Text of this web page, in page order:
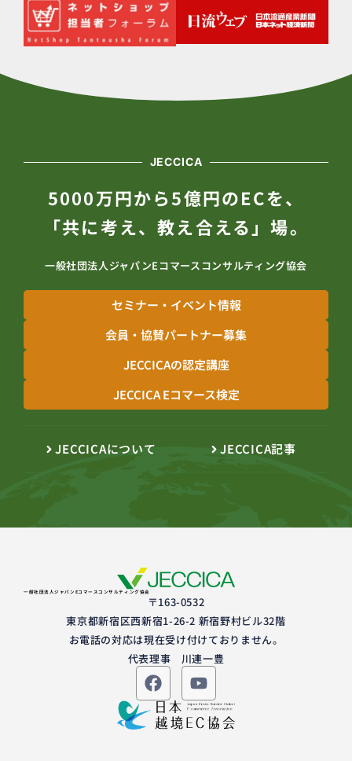
JECCICA
5000万円から5億円のECを、
「共に考え、教え合える」場。
一般社団法人ジャパンEコマースコンサルティング協会
セミナー・イベント情報
会員・協賛パートナー募集
JECCICAの認定講座
JECCICA Eコマース検定
JECCICAについて JECCICA記事
一般社団法人ジャパンEコマースコンサルティング協会
〒163-0532
東京都新宿区西新宿1-26-2 新宿野村ビル32階
お電話の対応は現在受け付けておりません。
代表理事 川連一豊